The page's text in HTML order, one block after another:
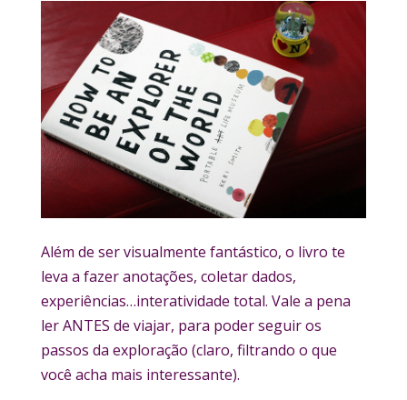
Além de ser visualmente fantástico, o livro te
leva a fazer anotações, coletar dados,
experiências…interatividade total. Vale a pena
ler ANTES de viajar, para poder seguir os
passos da exploração (claro, filtrando o que
você acha mais interessante).